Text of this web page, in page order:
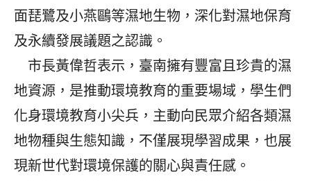
面琵鷺及小燕鷗等濕地生物，深化對濕地保育
及永續發展議題之認識。
市長黃偉哲表示，臺南擁有豐富且珍貴的濕
地資源，是推動環境教育的重要場域，學生們
化身環境教育小尖兵，主動向民眾介紹各類濕
地物種與生態知識，不僅展現學習成果，也展
現新世代對環境保護的關心與責任感。